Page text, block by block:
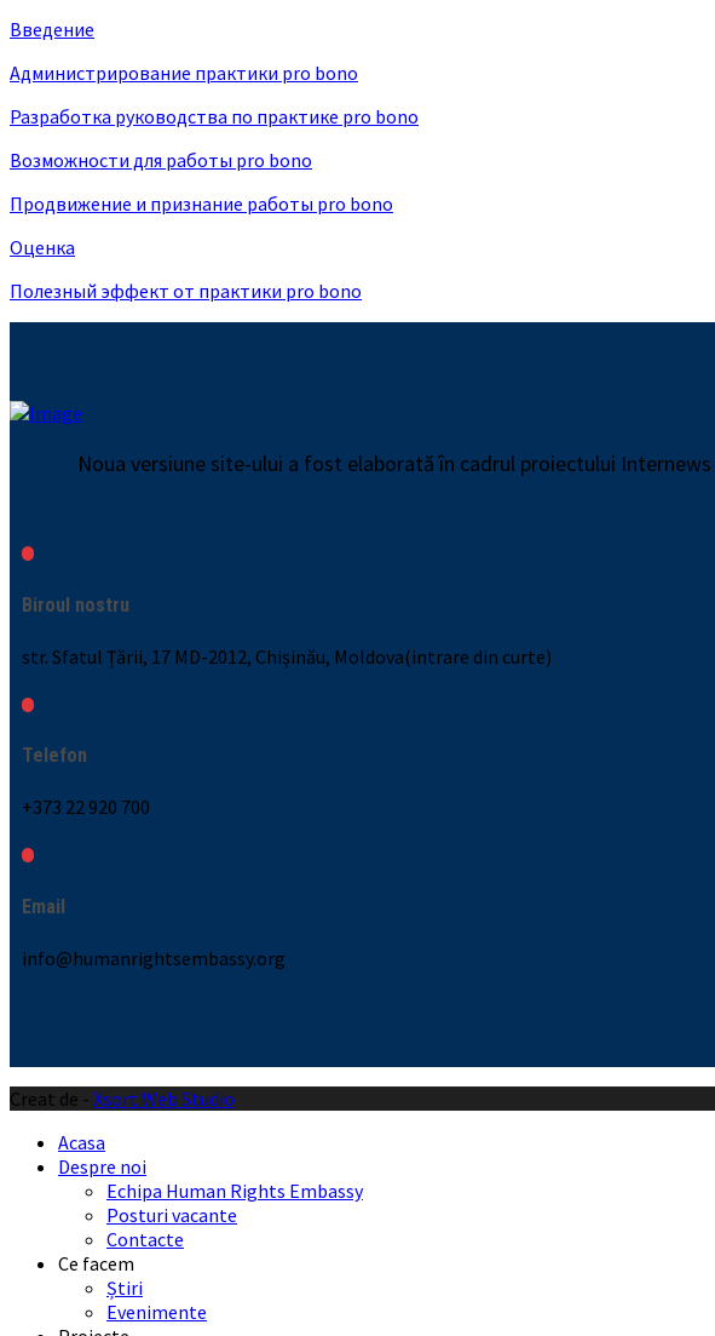
Введение
Администрирование практики pro bono
Разработка руководства по практике pro bono
Возможности для работы pro bono
Продвижение и признание работы pro bono
Оценка
Полезный эффект от практики pro bono
Noua versiune site-ului a fost elaborată în cadrul proiectului
Biroul nostru
str. Sfatul Țării, 17 MD-2012, Chișinău, Moldova(intrare din curte)
Telefon
+373 22 920 700
Email
info@humanrightsembassy.org
Creat de - Xsort Web Studio
Acasa
Despre noi
Echipa Human Rights Embassy
Posturi vacante
Contacte
Ce facem
Știri
Evenimente